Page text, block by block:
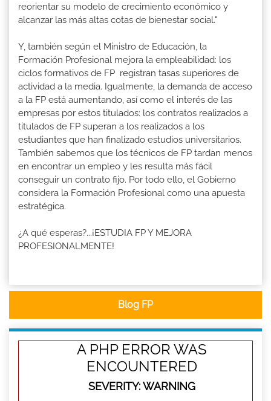
reorientar su modelo de crecimiento económico y
alcanzar las más altas cotas de bienestar social."
Y, también según el Ministro de Educación, la
Formación Profesional mejora la empleabilidad: los
ciclos formativos de FP registran tasas superiores de
actividad a la media. Igualmente, la demanda de acceso
a la FP está aumentando, así como el interés de las
empresas por estos titulados: los contratos realizados a
titulados de FP superan a los realizados a los
estudiantes que han finalizado estudios universitarios.
También sabemos que los técnicos de FP tardan menos
en encontrar un empleo y les resulta más fácil
conseguir un contrato fijo. Por todo ello, el Gobierno
considera la Formación Profesional como una apuesta
estratégica.
¿A qué esperas?...¡ESTUDIA FP Y MEJORA
PROFESIONALMENTE!
Blog FP
A PHP ERROR WAS
ENCOUNTERED
SEVERITY: WARNING